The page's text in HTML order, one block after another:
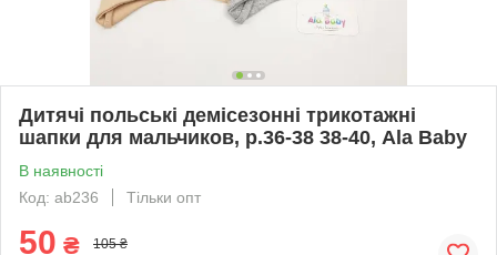
Дитячі польські демісезонні трикотажні
шапки для мальчиков, р.36-38 38-40, Ala Baby
В наявності
Код: ab236
Тільки опт
50 ₴ 105 ₴